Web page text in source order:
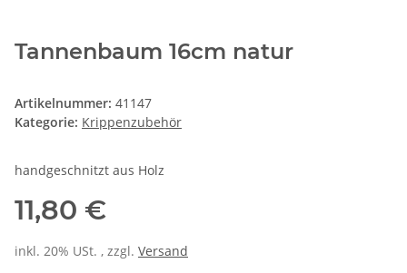
Tannenbaum 16cm natur
Artikelnummer: 41147
Kategorie: Krippenzubehör
handgeschnitzt aus Holz
11,80 €
inkl. 20% USt. , zzgl. Versand